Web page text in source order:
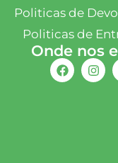
Politicas de
Politicas de
Onde nos